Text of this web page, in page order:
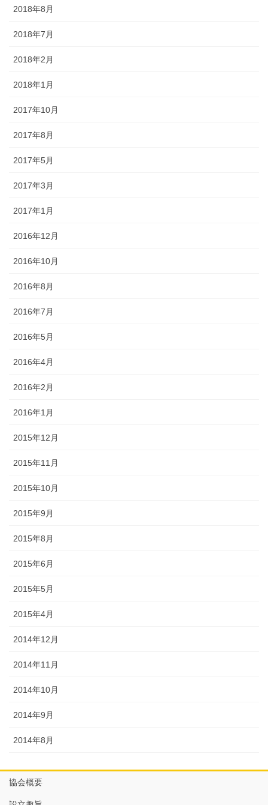
2018年8月
2018年7月
2018年2月
2018年1月
2017年10月
2017年8月
2017年5月
2017年3月
2017年1月
2016年12月
2016年10月
2016年8月
2016年7月
2016年5月
2016年4月
2016年2月
2016年1月
2015年12月
2015年11月
2015年10月
2015年9月
2015年8月
2015年6月
2015年5月
2015年4月
2014年12月
2014年11月
2014年10月
2014年9月
2014年8月
協会概要